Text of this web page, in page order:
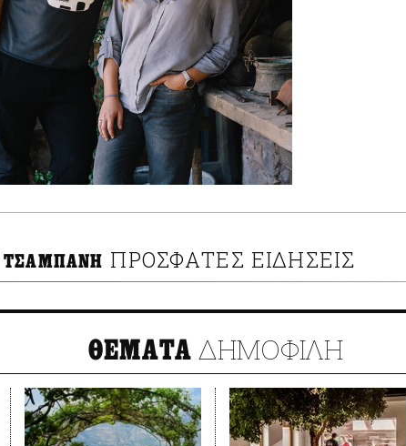
ΤΣΑΜΠΑΝΗ ΠΡΟΣΦΑΤΕΣ ΕΙΔΗΣΕΙΣ
ΘΕΜΑΤΑ ΔΗΜΟΦΙΛΗ